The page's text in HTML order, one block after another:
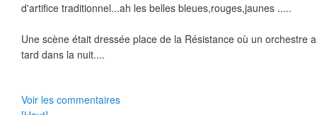
d'artifice traditionnel...ah les belles bleues,rouges,jaunes .....
Une scène était dressée place de la Résistance où un orchestre
tard dans la nuit....
Voir les commentaires